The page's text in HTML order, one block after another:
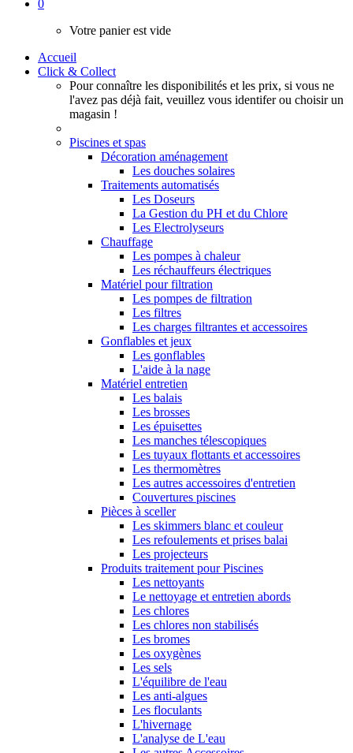
0
Votre panier est vide
Accueil
Click & Collect
Pour connaître les disponibilités et les prix, si vous ne
l'avez pas déjà fait, veuillez vous identifer ou choisir un
magasin !
Piscines et spas
Décoration aménagement
Les douches solaires
Traitements automatisés
Les Doseurs
La Gestion du PH et du Chlore
Les Electrolyseurs
Chauffage
Les pompes à chaleur
Les réchauffeurs électriques
Matériel pour filtration
Les pompes de filtration
Les filtres
Les charges filtrantes et accessoires
Gonflables et jeux
Les gonflables
L'aide à la nage
Matériel entretien
Les balais
Les brosses
Les épuisettes
Les manches télescopiques
Les tuyaux flottants et accessoires
Les thermomètres
Les autres accessoires d'entretien
Couvertures piscines
Pièces à sceller
Les skimmers blanc et couleur
Les refoulements et prises balai
Les projecteurs
Produits traitement pour Piscines
Les nettoyants
Le nettoyage et entretien abords
Les chlores
Les chlores non stabilisés
Les bromes
Les oxygènes
Les sels
L'équilibre de l'eau
Les anti-algues
Les floculants
L'hivernage
L'analyse de L'eau